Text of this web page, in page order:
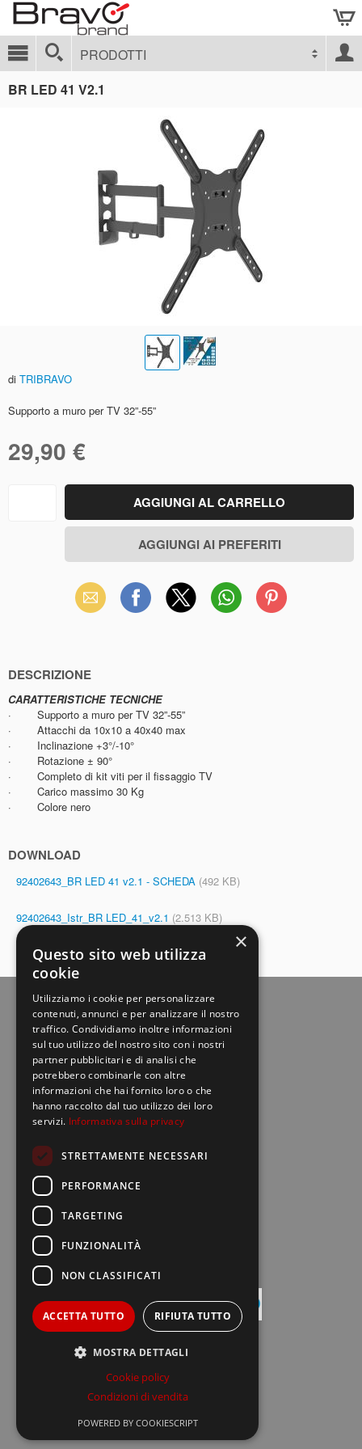
PRODOTTI
BR LED 41 V2.1
di TRIBRAVO
Supporto a muro per TV 32”-55”
29,90 €
Email Facebook X WhatsAppPinterest
DESCRIZIONE
CARATTERISTICHE TECNICHE
·
Supporto a muro per TV 32”-55”
·
Attacchi da 10x10 a 40x40 max
·
Inclinazione +3°/-10°
·
Rotazione ± 90°
·
Completo di kit viti per il fissaggio TV
·
Carico massimo 30 Kg
·
Colore nero
DOWNLOAD
92402643_BR LED 41 v2.1 - SCHEDA (492 KB)
92402643_Istr_BR LED_41_v2.1 (2.513 KB)
location_on
Europe net S.r.l.
Via della Palmarola, 64 - 00135 Roma
call
mail info@bravobrand.it
Cookie policy-Privacy policy
×
Questo sito web utilizza
cookie
Utilizziamo i cookie per personalizzare
contenuti, annunci e per analizzare il nostro
traffico. Condividiamo inoltre informazioni
sul tuo utilizzo del nostro sito con i nostri
partner pubblicitari e di analisi che
potrebbero combinarle con altre
informazioni che hai fornito loro o che
hanno raccolto dal tuo utilizzo dei loro
servizi. Informativa sulla privacy
STRETTAMENTE NECESSARI
PERFORMANCE
TARGETING
FUNZIONALITÀ
NON CLASSIFICATI
ACCETTA TUTTO RIFIUTA TUTTO
MOSTRA DETTAGLI
Cookie policy
Condizioni di vendita
POWERED BY COOKIESCRIPT